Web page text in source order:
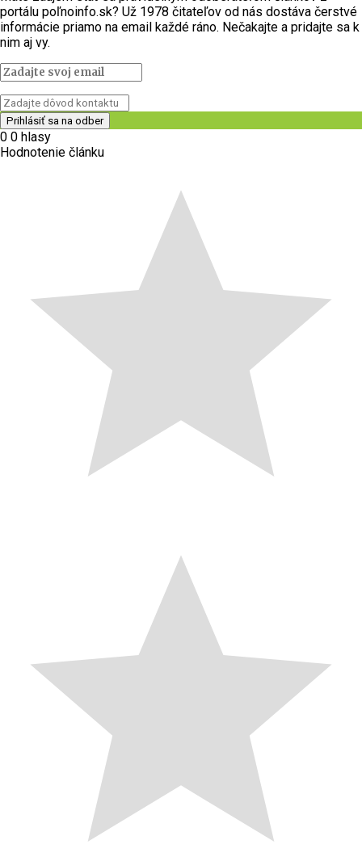
portálu poľnoinfo.sk? Už 1978 čitateľov od nás dostáva čerstvé
informácie priamo na email každé ráno. Nečakajte a pridajte sa k
nim aj vy.
0 0 hlasy
Hodnotenie článku